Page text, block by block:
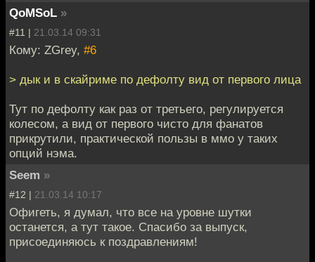
QoMSoL »
#11 | 21.03.14 09:31
Кому: ZGrey, #6
> дык и в скайриме по дефолту вид от первого лица
Тут по дефолту как раз от третьего, регулируется
колесом, а вид от первого чисто для фанатов
прикрутили, практической пользы в ммо у таких
опций нэма.
Seem »
#12 | 21.03.14 10:17
Офигеть, я думал, что все на уровне шутки
останется, а тут такое. Спасибо за выпуск,
присоединяюсь к поздравлениям!